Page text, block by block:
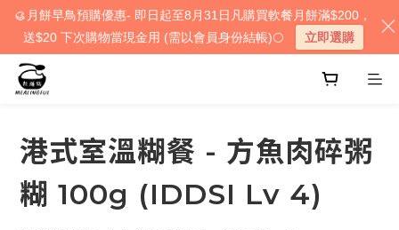
港式室溫糊餐 - 方魚肉碎粥
糊 100g (IDDSI Lv 4)
🥮月餅早鳥預購優惠- 即日起至8月31日凡購買軟餐月餅滿$200，
送$20 下次購物當現金用 (需以會員身份結帳)🌕
立即選購